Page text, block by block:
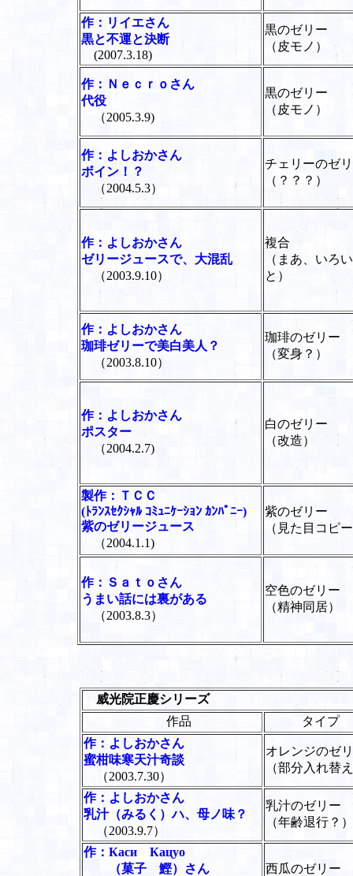
作：リイエさん
黒と不運と決断
(2007.3.18)
黒のゼリー
（皮モノ）
作：Ｎｅｃｒｏさん
代役
（2005.3.9)
黒のゼリー
（皮モノ）
作：よしおかさん
ボイン！？
（2004.5.3）
チェリーのゼ
（？？？）
作：よしおかさん
ゼリージュースで、大混乱
（2003.9.10）
複合
（まあ、いろ
と）
作：よしおかさん
珈琲ゼリーで美白美人？
（2003.8.10）
珈琲のゼリー
（変身？）
作：よしおかさん
ポスター
（2004.2.7)
白のゼリー
（改造）
製作：ＴＣＣ
(ﾄﾗﾝｽｾｸｼｬﾙ ｺﾐｭﾆｹｰｼｮﾝ ｶﾝﾊﾟﾆｰ)
紫のゼリージュース
（2004.1.1)
紫のゼリー
（見た目コピ
作：Ｓａｔｏさん
うまい話には裏がある
（2003.8.3）
空色のゼリー
（精神同居）
威光院正慶シリーズ
作品
タイプ
作：よしおかさん
蜜柑味寒天汁奇談
（2003.7.30）
オレンジのゼ
（部分入れ替
作：よしおかさん
乳汁（みるく）ハ、母ノ味？
（2003.9.7）
乳汁のゼリー
（年齢退行？）
作：Каси Кацуо
（菓子 鰹）さん
西瓜のゼリー